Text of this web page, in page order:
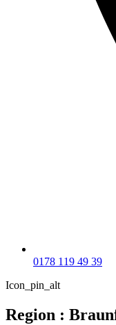
0178 119 49 39
Icon_pin_alt
Region :